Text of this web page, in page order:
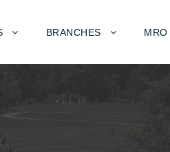
BRANCHES MRO